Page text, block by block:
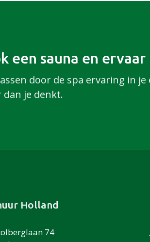
een sauna en
door de spa ervaring in
dan je denkt.
Holland
74